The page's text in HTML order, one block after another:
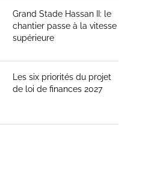
Grand Stade Hassan II: le
chantier passe à la vitesse
supérieure
Les six priorités du projet
de loi de finances 2027